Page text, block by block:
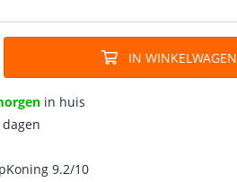
IN WINKELWAGEN
in huis
9.2/10